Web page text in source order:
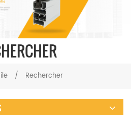
/ Rechercher